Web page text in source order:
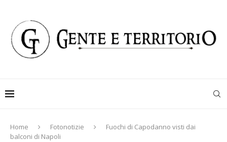
Home Fotonotizie
Fuochi di Capodanno visti dai
balconi di Napoli